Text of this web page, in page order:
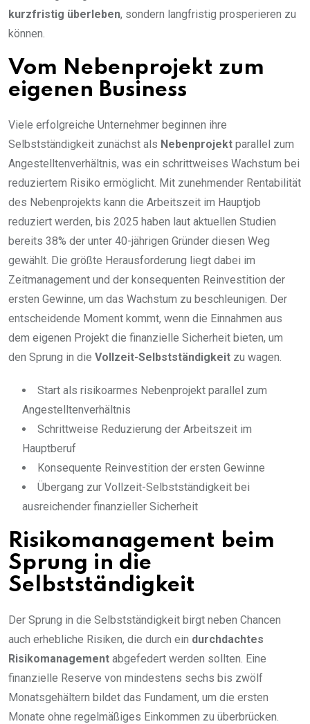
kurzfristig überleben, sondern langfristig prosperieren zu
können.
Vom Nebenprojekt zum
eigenen Business
Viele erfolgreiche Unternehmer beginnen ihre
Selbstständigkeit zunächst als Nebenprojekt parallel zum
Angestelltenverhältnis, was ein schrittweises Wachstum bei
reduziertem Risiko ermöglicht. Mit zunehmender Rentabilität
des Nebenprojekts kann die Arbeitszeit im Hauptjob
reduziert werden, bis 2025 haben laut aktuellen Studien
bereits 38% der unter 40-jährigen Gründer diesen Weg
gewählt. Die größte Herausforderung liegt dabei im
Zeitmanagement und der konsequenten Reinvestition der
ersten Gewinne, um das Wachstum zu beschleunigen. Der
entscheidende Moment kommt, wenn die Einnahmen aus
dem eigenen Projekt die finanzielle Sicherheit bieten, um
den Sprung in die Vollzeit-Selbstständigkeit zu wagen.
Start als risikoarmes Nebenprojekt parallel zum
Angestelltenverhältnis
Schrittweise Reduzierung der Arbeitszeit im
Hauptberuf
Konsequente Reinvestition der ersten Gewinne
Übergang zur Vollzeit-Selbstständigkeit bei
ausreichender finanzieller Sicherheit
Risikomanagement beim
Sprung in die
Selbstständigkeit
Der Sprung in die Selbstständigkeit birgt neben Chancen
auch erhebliche Risiken, die durch ein durchdachtes
Risikomanagement abgefedert werden sollten. Eine
finanzielle Reserve von mindestens sechs bis zwölf
Monatsgehältern bildet das Fundament, um die ersten
Monate ohne regelmäßiges Einkommen zu überbrücken.